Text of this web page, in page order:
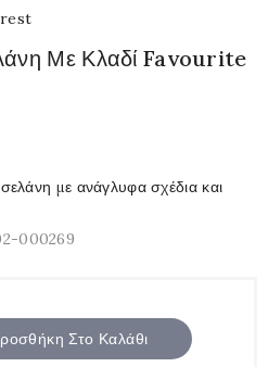
Με Κλαδί Favourite
με ανάγλυφα σχέδια και
000269
Στο Καλάθι